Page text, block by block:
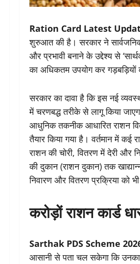
Ration Card Latest
शुरुआत की है। सरकार ने
और प्रभावी बनाने के उद्देश्य से
का अधिकतम उपयोग कर गड़बड़ियों
सरकार का दावा है कि इस नई
में चरणबद्ध तरीके से लागू किया
आधुनिक तकनीक आधारित राशन
तैयार किया गया है। वर्तमान में कई
राशन की चोरी, वितरण में देरी और
की दुकान (राशन दुकान) तक
निवारण और वितरण प्रक्रिया को
करोड़ों राशन कार्ड
Sarthak PDS Scheme
आसानी से पता चल सकेगा कि